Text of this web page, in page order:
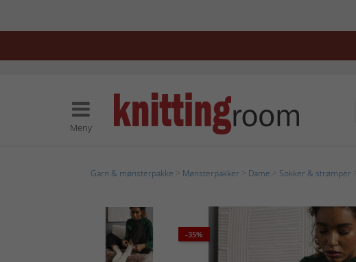
Meny
Garn & mønsterpakke Mønsterpakker Dame Sokker & strømper
-35%